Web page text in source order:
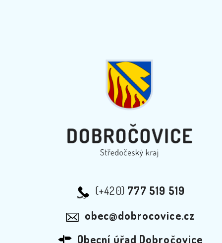
(+420) 777 519 519
obec@dobrocovice.cz
Obecní úřad Dobročovice